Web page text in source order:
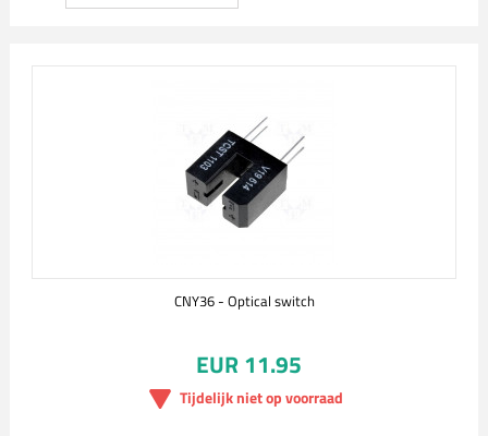
CNY36 - Optical switch
EUR 11.95
Tijdelijk niet op voorraad